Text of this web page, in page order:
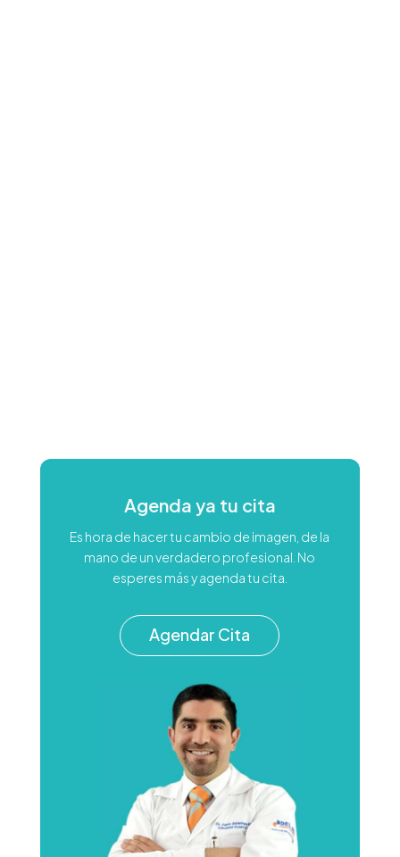
Agenda ya tu cita
Es hora de hacer tu cambio de imagen, de la
mano de un verdadero profesional. No
esperes más y agenda tu cita.
Agendar Cita